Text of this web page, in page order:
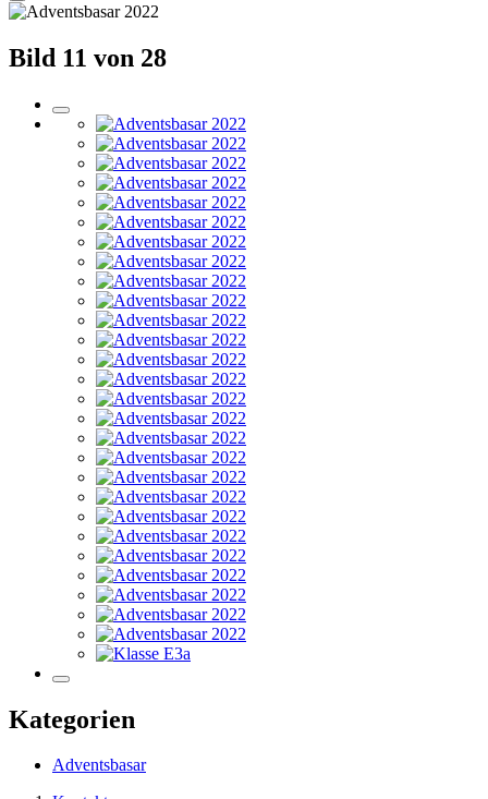
Bild 11 von 28
Kategorien
Adventsbasar